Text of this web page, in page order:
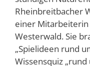
Rheinbreitbacher
einer
Westerwald. Sie
„Spielideen rund
Wissensquiz